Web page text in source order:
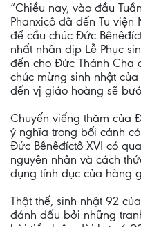
“Chiều nay, vào đầu
Phanxicô đã đến Tu viện
để cầu chúc Đức
nhất nhân dịp Lễ Phục
đến cho Đức Thánh
chúc mừng sinh nhật
đến vị giáo hoàng sẽ
Chuyến viếng thăm của
ý nghĩa trong bối cảnh
Đức Bênêđíctô XVI có
nguyên nhân và cách
dụng tính dục của hàng
Thật thế, sinh nhật 92
đánh dấu bởi những